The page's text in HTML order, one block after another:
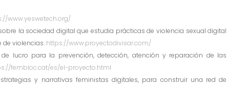
www.yeswetech.org/
la sociedad digital que estudia prácticas de violencia sexual digital
de violencias: https://www.proyectodivisar.com/
lucro para la prevención, detección, atención y reparación de las
fembloc.cat/es/el-proyecto.html
y narrativas feministas digitales, para construir una red de